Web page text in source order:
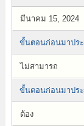
มีนาคม 15, 2024
ขั้นตอนก่อนมาประ
ไม่สามารถ
ขั้นตอนก่อนมาปร
ต้อง